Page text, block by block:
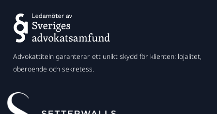
Advokattiteln garanterar ett unikt skydd för klienten: lojalitet,
oberoende och sekretess.